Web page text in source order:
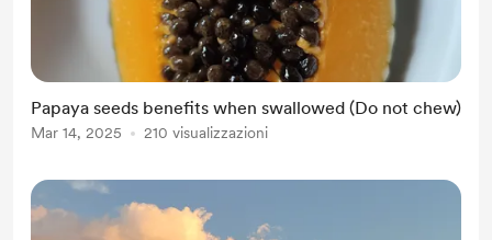
Papaya seeds benefits when swallowed (Do not chew)
Mar 14, 2025 210 visualizzazioni